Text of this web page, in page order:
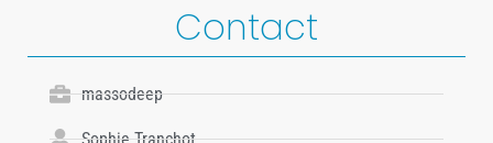
Contact
massodeep